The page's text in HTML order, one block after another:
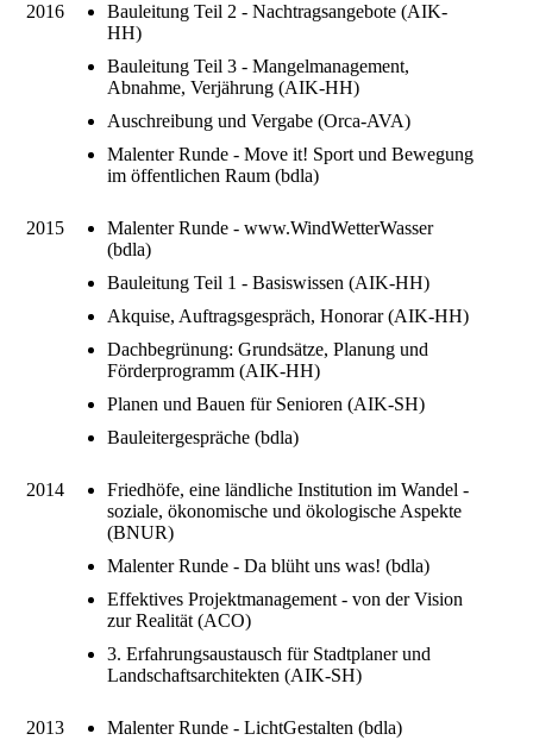
2016
Bauleitung Teil 2 - Nachtragsangebote (AIK-
HH)
Bauleitung Teil 3 - Mangelmanagement,
Abnahme, Verjährung (AIK-HH)
Auschreibung und Vergabe (Orca-AVA)
Malenter Runde - Move it! Sport und Bewegung
im öffentlichen Raum (bdla)
2015
Malenter Runde - www.WindWetterWasser
(bdla)
Bauleitung Teil 1 - Basiswissen (AIK-HH)
Akquise, Auftragsgespräch, Honorar (AIK-HH)
Dachbegrünung: Grundsätze, Planung und
Förderprogramm (AIK-HH)
Planen und Bauen für Senioren (AIK-SH)
Bauleitergespräche (bdla)
2014
Friedhöfe, eine ländliche Institution im Wandel -
soziale, ökonomische und ökologische Aspekte
(BNUR)
Malenter Runde - Da blüht uns was! (bdla)
Effektives Projektmanagement - von der Vision
zur Realität (ACO)
3. Erfahrungsaustausch für Stadtplaner und
Landschaftsarchitekten (AIK-SH)
2013
Malenter Runde - LichtGestalten (bdla)